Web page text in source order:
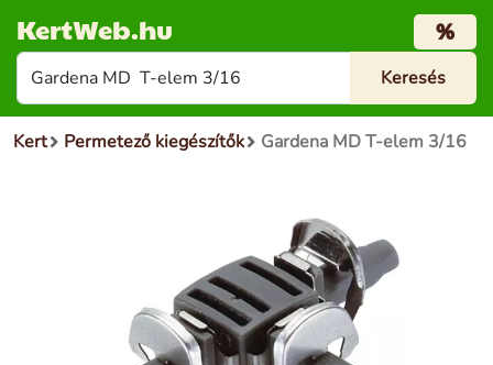
KertWeb.hu %
Kert Permetező kiegészítők Gardena MD T-elem 3/16